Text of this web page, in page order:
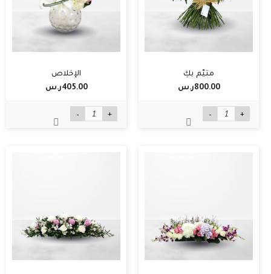
متيّم بكِ
800.00ر.س‏
- +
الإخلاص
405.00ر.س‏
- +